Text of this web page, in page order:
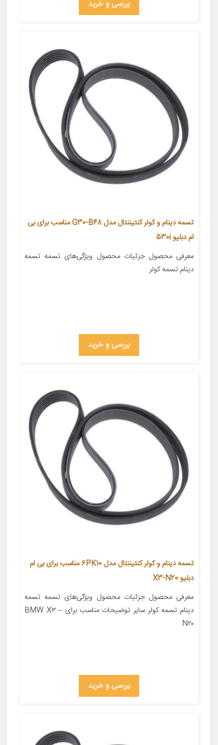
بررسی و خرید
تسمه دینام و کولر کنتیننتال مدل G30-B48 مناسب برای بی
ام دبلیو 530i
معرفی محصول جزئیات محصول ویژگی‌های تسمه تسمه
دینام تسمه کولر
بررسی و خرید
تسمه دینام و کولر کنتیننتال مدل 6PK10 مناسب برای بی ام
دبلیو X3-N20
معرفی محصول جزئیات محصول ویژگی‌های تسمه تسمه
دینام تسمه کولر سایر توضیحات مناسب برای BMW X۳ –
N۲۰
بررسی و خرید